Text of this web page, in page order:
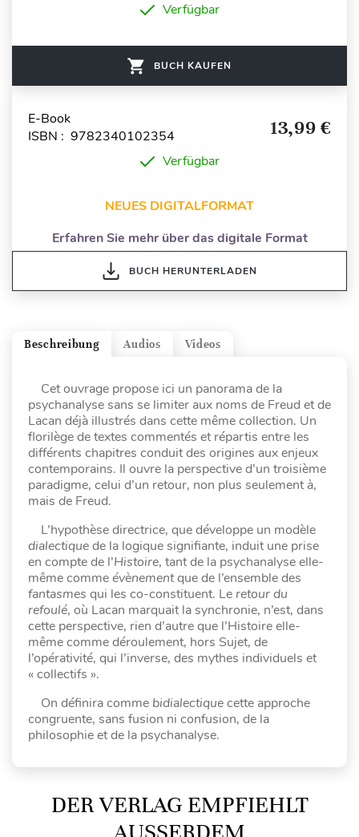
Verfügbar
BUCH KAUFEN
E-Book
ISBN : 9782340102354
13,99 €
Verfügbar
NEUES DIGITALFORMAT
Erfahren Sie mehr über das digitale Format
BUCH HERUNTERLADEN
Videos
Audios
Beschreibung
Cet ouvrage propose ici un panorama de la
psychanalyse sans se limiter aux noms de Freud et de
Lacan déjà illustrés dans cette même collection. Un
florilège de textes commentés et répartis entre les
différents chapitres conduit des origines aux enjeux
contemporains. Il ouvre la perspective d’un troisième
paradigme, celui d’un retour, non plus seulementà,
mais de Freud.
L’hypothèse directrice, que développe un modèle
dialectiquede la logique signifiante, induit une prise
en compte de l’Histoire, tant de la psychanalyse elle-
même commeévènementque de l’ensemble des
fantasmes qui les co-constituent. Le retour du
refoulé, où Lacan marquait la synchronie, n’est, dans
cette perspective, rien d’autre que l’Histoire elle-
même comme déroulement, hors Sujet, de
l’opérativité, qui l’inverse, des mythes individuels et
« collectifs ».
On définira comme bidialectiquecette approche
congruente, sans fusion ni confusion, de la
philosophie et de la psychanalyse.
DER VERLAG EMPFIEHLT